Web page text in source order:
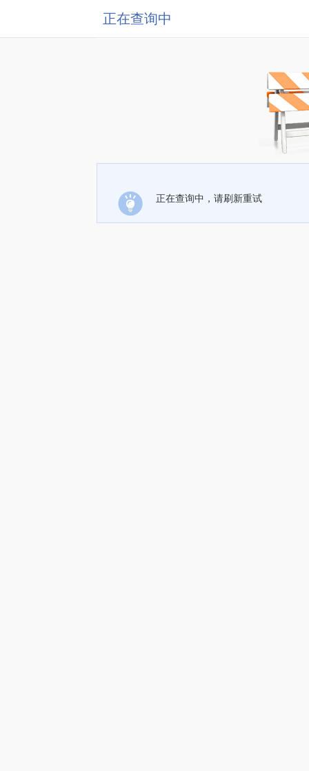
正在查询中
正在查询中，请刷新重试